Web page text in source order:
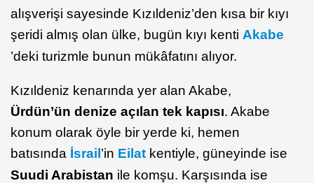
alışverişi sayesinde Kızıldeniz’den kısa bir kıyı
şeridi almış olan ülke, bugün kıyı kenti Akabe
’deki turizmle bunun mükâfatını alıyor.
Kızıldeniz kenarında yer alan Akabe,
Ürdün’ün denize açılan tek kapısı. Akabe
konum olarak öyle bir yerde ki, hemen
batısında İsrail ’in Eilat kentiyle, güneyinde ise
Suudi Arabistan ile komşu. Karşısında ise